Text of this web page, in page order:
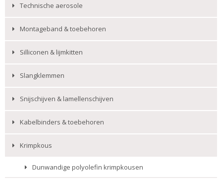
Technische aerosole
Montageband & toebehoren
Silliconen & lijmkitten
Slangklemmen
Snijschijven & lamellenschijven
Kabelbinders & toebehoren
Krimpkous
Dunwandige polyolefin krimpkousen